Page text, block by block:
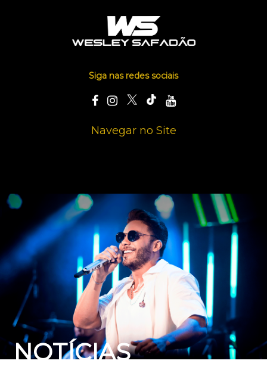
Siga nas redes sociais
Navegar no Site
NOTÍCIAS